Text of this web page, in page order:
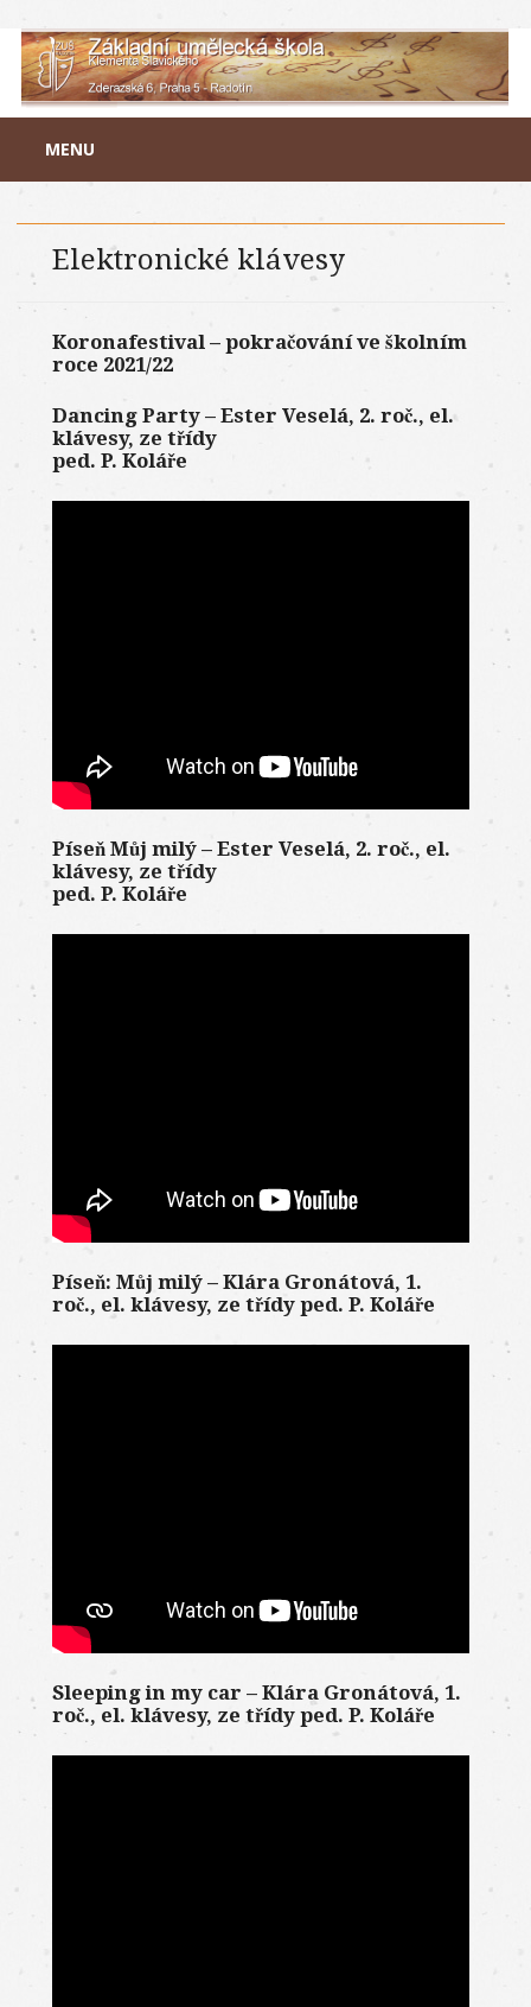
Main menu
MENU
Elektronické klávesy
Koronafestival – pokračování ve školním
roce 2021/22
Dancing Party – Ester Veselá, 2. roč., el.
klávesy, ze třídy
ped. P. Koláře
Píseň Můj milý – Ester Veselá, 2. roč., el.
klávesy, ze třídy
ped. P. Koláře
Píseň: Můj milý – Klára Gronátová, 1.
roč., el. klávesy, ze třídy ped. P. Koláře
Sleeping in my car – Klára Gronátová, 1.
roč., el. klávesy, ze třídy ped. P. Koláře